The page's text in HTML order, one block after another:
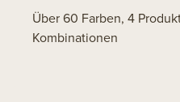
Über 60 Farben, 4
Kombinationen